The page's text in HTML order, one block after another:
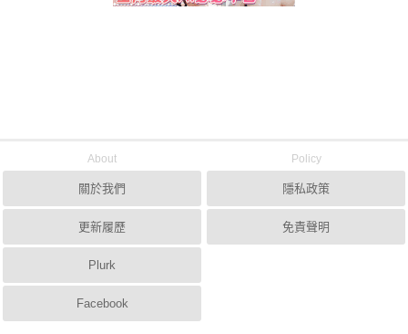
About
關於我們
更新履歷
Plurk
Facebook
Policy
隱私政策
免責聲明